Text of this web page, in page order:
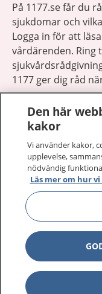
På 1177.se får du
sjukdomar och
Logga in för att
vårdärenden. Ring
1177 ger dig råd
1177 på flera språk
Om 1177
Behandling av
Den här
kakor
Vi använder kakor,
upplevelse,
nödvändig
Läs mer om hur